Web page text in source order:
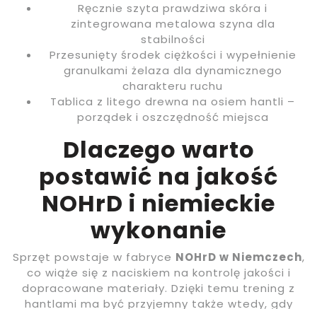
Ręcznie szyta prawdziwa skóra i
zintegrowana metalowa szyna dla
stabilności
Przesunięty środek ciężkości i wypełnienie
granulkami żelaza dla dynamicznego
charakteru ruchu
Tablica z litego drewna na osiem hantli –
porządek i oszczędność miejsca
Dlaczego warto
postawić na jakość
NOHrD i niemieckie
wykonanie
Sprzęt powstaje w fabryce NOHrD w Niemczech,
co wiąże się z naciskiem na kontrolę jakości i
dopracowane materiały. Dzięki temu trening z
hantlami ma być przyjemny także wtedy, gdy